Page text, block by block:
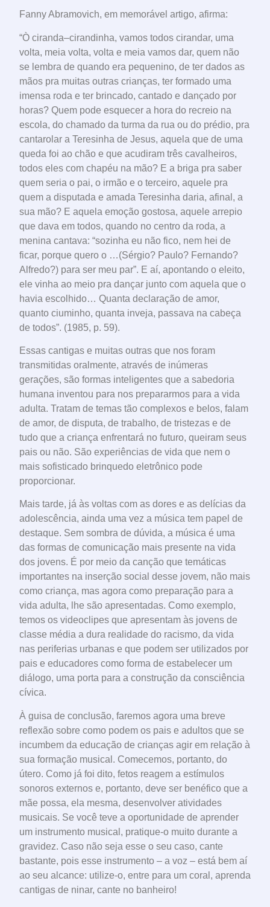
Fanny Abramovich, em memorável artigo, afirma:
“Ò ciranda–cirandinha, vamos todos cirandar, uma
volta, meia volta, volta e meia vamos dar, quem não
se lembra de quando era pequenino, de ter dados as
mãos pra muitas outras crianças, ter formado uma
imensa roda e ter brincado, cantado e dançado por
horas? Quem pode esquecer a hora do recreio na
escola, do chamado da turma da rua ou do prédio, pra
cantarolar a Teresinha de Jesus, aquela que de uma
queda foi ao chão e que acudiram três cavalheiros,
todos eles com chapéu na mão? E a briga pra saber
quem seria o pai, o irmão e o terceiro, aquele pra
quem a disputada e amada Teresinha daria, afinal, a
sua mão? E aquela emoção gostosa, aquele arrepio
que dava em todos, quando no centro da roda, a
menina cantava: “sozinha eu não fico, nem hei de
ficar, porque quero o …(Sérgio? Paulo? Fernando?
Alfredo?) para ser meu par”. E aí, apontando o eleito,
ele vinha ao meio pra dançar junto com aquela que o
havia escolhido… Quanta declaração de amor,
quanto ciuminho, quanta inveja, passava na cabeça
de todos”. (1985, p. 59).
Essas cantigas e muitas outras que nos foram
transmitidas oralmente, através de inúmeras
gerações, são formas inteligentes que a sabedoria
humana inventou para nos prepararmos para a vida
adulta. Tratam de temas tão complexos e belos, falam
de amor, de disputa, de trabalho, de tristezas e de
tudo que a criança enfrentará no futuro, queiram seus
pais ou não. São experiências de vida que nem o
mais sofisticado brinquedo eletrônico pode
proporcionar.
Mais tarde, já às voltas com as dores e as delícias da
adolescência, ainda uma vez a música tem papel de
destaque. Sem sombra de dúvida, a música é uma
das formas de comunicação mais presente na vida
dos jovens. É por meio da canção que temáticas
importantes na inserção social desse jovem, não mais
como criança, mas agora como preparação para a
vida adulta, lhe são apresentadas. Como exemplo,
temos os videoclipes que apresentam às jovens de
classe média a dura realidade do racismo, da vida
nas periferias urbanas e que podem ser utilizados por
pais e educadores como forma de estabelecer um
diálogo, uma porta para a construção da consciência
cívica.
À guisa de conclusão, faremos agora uma breve
reflexão sobre como podem os pais e adultos que se
incumbem da educação de crianças agir em relação à
sua formação musical. Comecemos, portanto, do
útero. Como já foi dito, fetos reagem a estímulos
sonoros externos e, portanto, deve ser benéfico que a
mãe possa, ela mesma, desenvolver atividades
musicais. Se você teve a oportunidade de aprender
um instrumento musical, pratique-o muito durante a
gravidez. Caso não seja esse o seu caso, cante
bastante, pois esse instrumento – a voz – está bem aí
ao seu alcance: utilize-o, entre para um coral, aprenda
cantigas de ninar, cante no banheiro!